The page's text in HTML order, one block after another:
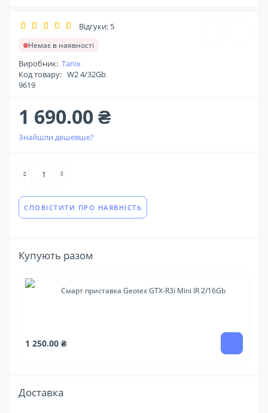
Відгуки: 5
Немає в наявності
Виробник: Tanix
Код товару: W2 4/32Gb
9619
1 690.00 ₴
Знайшли дешевше?
СПОВІСТИТИ ПРО НАЯВНІСТЬ
Купують разом
Смарт приставка Geotex GTX-R3i Mini IR 2/16Gb
1 250.00 ₴
Доставка